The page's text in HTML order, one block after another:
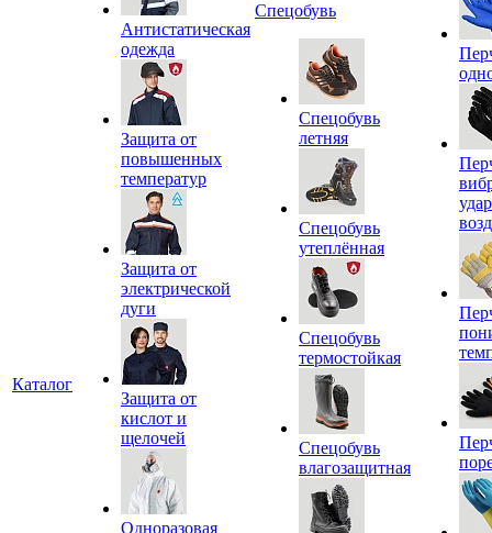
Каталог
Антистатическая
одежда
Защита от
повышенных
температур
Защита от
электрической
дуги
Защита от
кислот и
щелочей
Одноразовая
Спецобувь
Спецобувь
летняя
Спецобувь
утеплённая
Спецобувь
термостойкая
Спецобувь
влагозащитная